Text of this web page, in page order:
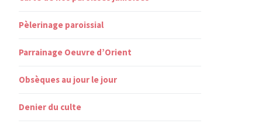
Pèlerinage paroissial
Parrainage Oeuvre d’Orient
Obsèques au jour le jour
Denier du culte